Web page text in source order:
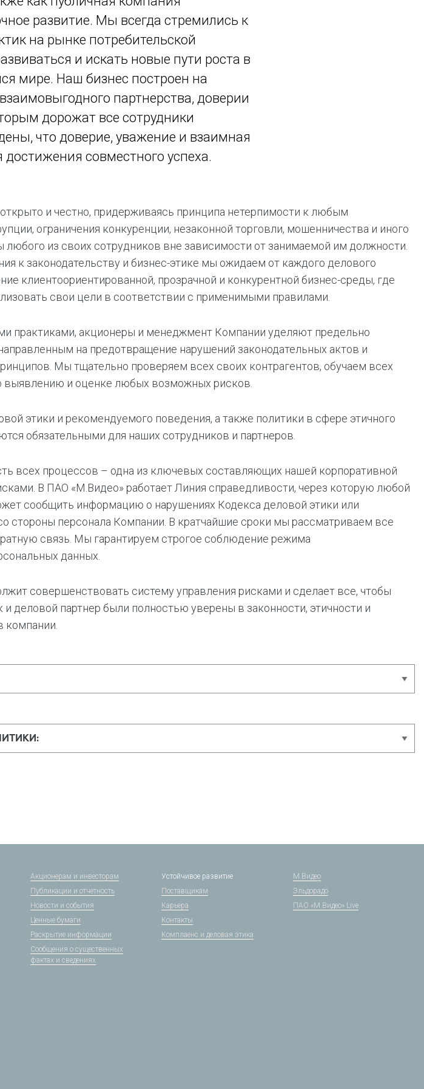
в сфере торговли
Благодаря
фокусу на клиенте,
комплексные
комплементарные
предложение наиболее выгодной сделки при
поддержке промо-активности и доступного
цифровой техники
развитие. Мы всегда стремились к
на рынке потребительской
и искать новые пути роста в
мире. Наш бизнес построен на
партнерства, доверии
дорожат все сотрудники
что доверие, уважение и взаимная
совместного успеха.
и честно, придерживаясь принципа нетерпимости к любым
ограничения конкуренции, незаконной торговли, мошенничества и иного
любого из своих сотрудников вне зависимости от занимаемой им должности.
к законодательству и бизнес-этике мы ожидаем от каждого делового
клиентоориентированной, прозрачной и конкурентной бизнес-среды, где
свои цели в соответствии с применимыми правилами.
практиками, акционеры и менеджмент Компании уделяют предельно
на предотвращение нарушений законодательных актов и
Мы тщательно проверяем всех своих контрагентов, обучаем всех
выявлению и оценке любых возможных рисков.
этики и рекомендуемого поведения, а также политики в сфере этичного
обязательными для наших сотрудников и партнеров.
всех процессов – одна из ключевых составляющих нашей корпоративной
В ПАО «М.Видео» работает Линия справедливости, через которую любой
сообщить информацию о нарушениях Кодекса деловой этики или
стороны персонала Компании. В кратчайшие сроки мы рассматриваем все
связь. Мы гарантируем строгое соблюдение режима
данных.
совершенствовать систему управления рисками и сделает все, чтобы
деловой партнер были полностью уверены в законности, этичности и
компании.
Акционерам и инвесторам
Публикации и отчетность
Новости и события
Ценные бумаги
Раскрытие информации
Сообщения о существенных
фактах и сведениях
Устойчивое развитие
Поставщикам
Карьера
Контакты
Комплаенс и деловая этика
М.Видео
Эльдорадо
ПАО «М.Видео» Live